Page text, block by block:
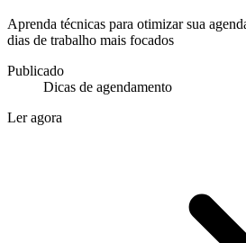
Aprenda técnicas para otimizar sua
dias de trabalho mais focados
Publicado
Dicas de agendamento
Ler agora